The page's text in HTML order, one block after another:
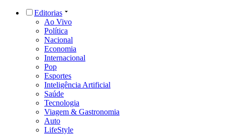
Editorias
Ao Vivo
Política
Nacional
Economia
Internacional
Pop
Esportes
Inteligência Artificial
Saúde
Tecnologia
Viagem & Gastronomia
Auto
LifeStyle